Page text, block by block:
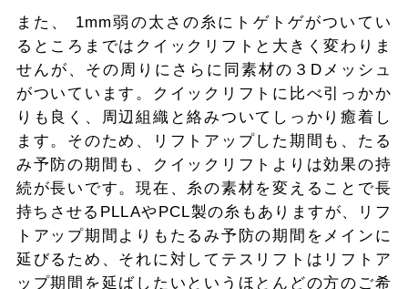
また、 1mm弱の太さの糸にトゲトゲがついてい
るところまではクイックリフトと大きく変わりま
せんが、その周りにさらに同素材の３Dメッシュ
がついています。クイックリフトに比べ引っかか
りも良く、周辺組織と絡みついてしっかり癒着し
ます。そのため、リフトアップした期間も、たる
み予防の期間も、クイックリフトよりは効果の持
続が長いです。現在、糸の素材を変えることで長
持ちさせるPLLAやPCL製の糸もありますが、リフ
トアップ期間よりもたるみ予防の期間をメインに
延びるため、それに対してテスリフトはリフトア
ップ期間を延ばしたいというほとんどの方のご希